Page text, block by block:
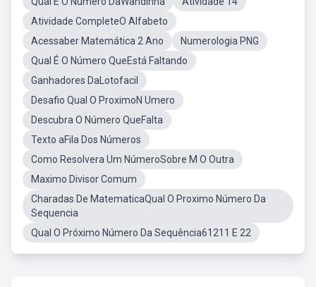
Atividade CompleteO Alfabeto
Acessaber Matemática 2 Ano
Numerologia PNG
Qual É O Número QueEstá Faltando
Ganhadores DaLotofacil
Desafio Qual O ProximoN Umero
Descubra O Número QueFalta
Texto aFila Dos Números
Como Resolvera Um NúmeroSobre M O Outra
Maximo Divisor Comum
Charadas De MatematicaQual O Proximo Número Da
Sequencia
Qual O Próximo Número Da Sequência61211 E 22